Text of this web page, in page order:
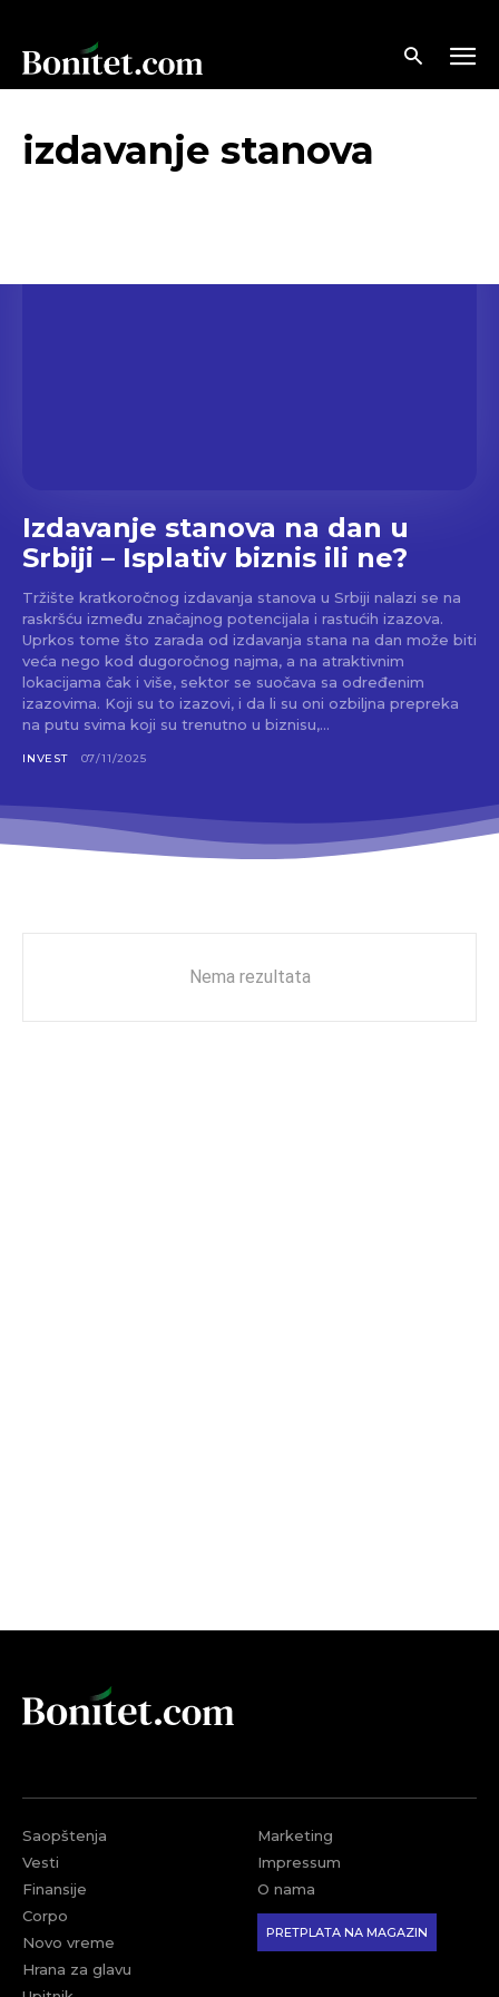
izdavanje stanova
Izdavanje stanova na dan u
Srbiji – Isplativ biznis ili ne?
Tržište kratkoročnog izdavanja stanova u Srbiji nalazi se na
raskršću između značajnog potencijala i rastućih izazova.
Uprkos tome što zarada od izdavanja stana na dan može biti
veća nego kod dugoročnog najma, a na atraktivnim
lokacijama čak i više, sektor se suočava sa određenim
izazovima. Koji su to izazovi, i da li su oni ozbiljna prepreka
na putu svima koji su trenutno u biznisu,...
INVEST 07/11/2025
Nema rezultata
Saopštenja
Vesti
Finansije
Corpo
Novo vreme
Hrana za glavu
Marketing
Impressum
O nama
PRETPLATA NA MAGAZIN